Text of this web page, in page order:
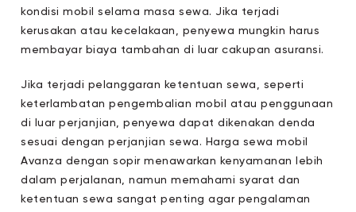
kondisi mobil selama masa sewa. Jika terjadi
kerusakan atau kecelakaan, penyewa mungkin harus
membayar biaya tambahan di luar cakupan asuransi.
Jika terjadi pelanggaran ketentuan sewa, seperti
keterlambatan pengembalian mobil atau penggunaan
di luar perjanjian, penyewa dapat dikenakan denda
sesuai dengan perjanjian sewa. Harga sewa mobil
Avanza dengan sopir menawarkan kenyamanan lebih
dalam perjalanan, namun memahami syarat dan
ketentuan sewa sangat penting agar pengalaman